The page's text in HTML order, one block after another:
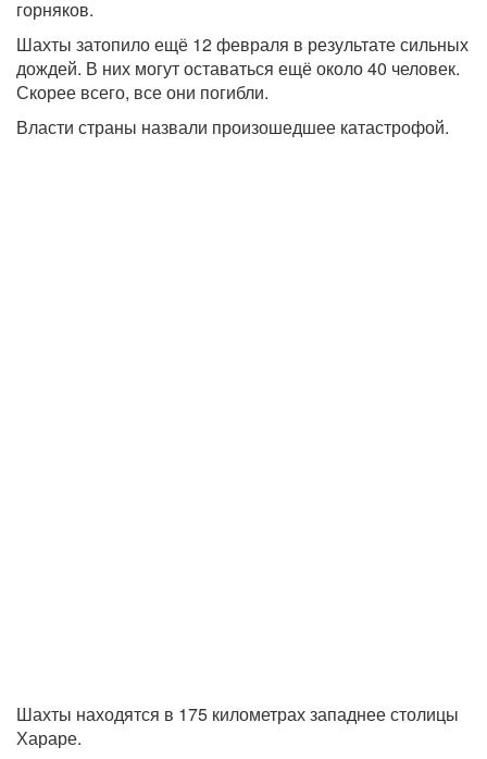
горняков.
Шахты затопило ещё 12 февраля в результате сильных
дождей. В них могут оставаться ещё около 40 человек.
Скорее всего, все они погибли.
Власти страны назвали произошедшее катастрофой.
Шахты находятся в 175 километрах западнее столицы
Хараре.